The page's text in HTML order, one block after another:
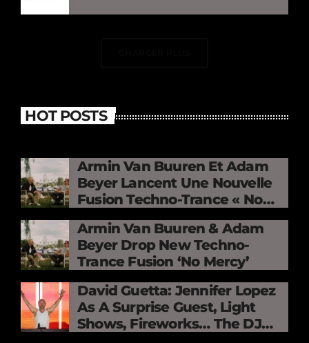
HOT POSTS
Armin Van Buuren Et Adam
Beyer Lancent Une Nouvelle
Fusion Techno-Trance « No
Armin Van Buuren & Adam
Beyer Drop New Techno-
Trance Fusion ‘No Mercy’
David Guetta: Jennifer Lopez
As A Surprise Guest, Light
Shows, Fireworks… The DJ